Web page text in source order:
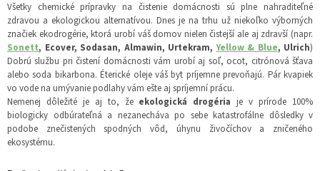
Všetky chemické prípravky na čistenie domácnosti sú plne nahraditeľné
zdravou a ekologickou alternatívou. Dnes je na trhu už niekoľko výborných
značiek ekodrogérie, ktorá urobí váš domov nielen čistejší ale aj zdravší (napr.
Sonett, Ecover, Sodasan, Almawin, Urtekram,Yellow & Blue, Ulrich)
Dobrú službu pri čistení domácnosti vám urobí aj soľ, ocot, citrónová šťava
alebo soda bikarbona. Éterické oleje váš byt príjemne prevoňajú. Pár kvapiek
vo vode na umývanie podlahy vám ešte aj spríjemní prácu.
Nemenej dôležité je aj to, že ekologická drogéria je v prírode 100%
biologicky odbúrateľná a nezanecháva po sebe katastrofálne dôsledky v
podobe znečistených spodných vôd, úhynu živočíchov a zničeného
ekosystému.